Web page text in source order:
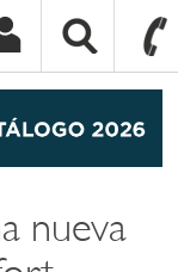
nueva